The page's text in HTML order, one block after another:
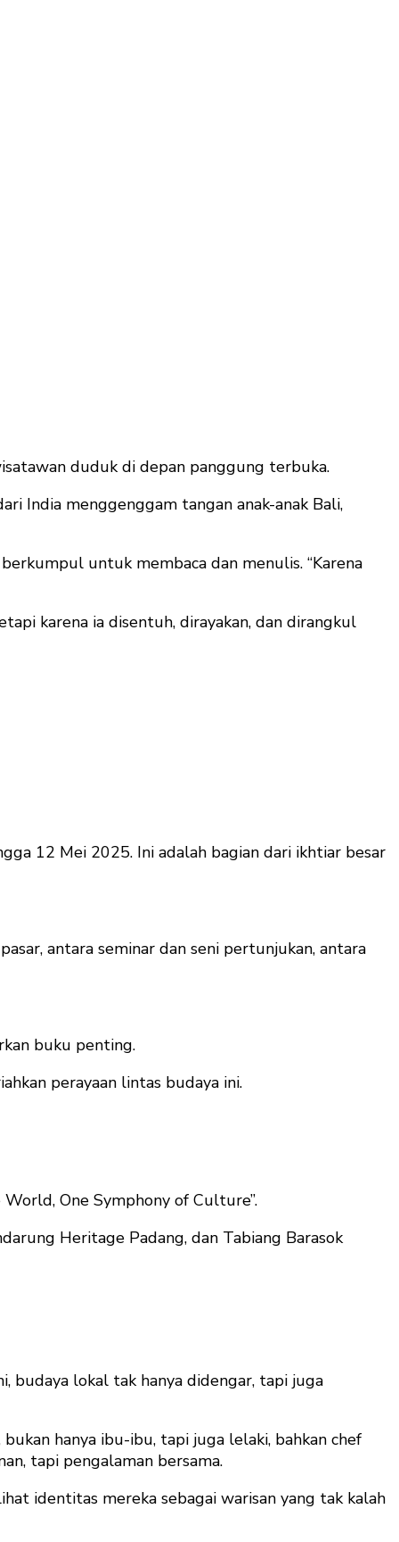
duduk di depan panggung terbuka.
India menggenggam tangan anak-anak Bali,
untuk membaca dan menulis. “Karena
karena ia disentuh, dirayakan, dan dirangkul
12 Mei 2025. Ini adalah bagian dari ikhtiar besar
antara seminar dan seni pertunjukan, antara
buku penting.
perayaan lintas budaya ini.
One Symphony of Culture”.
Heritage Padang, dan Tabiang Barasok
budaya lokal tak hanya didengar, tapi juga
hanya ibu-ibu, tapi juga lelaki, bahkan chef
tapi pengalaman bersama.
identitas mereka sebagai warisan yang tak kalah